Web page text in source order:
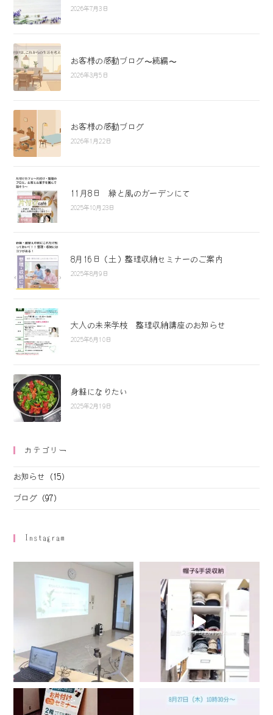
2026年7月3日
お客様の感動ブログ〜続編〜
2026年3月5日
お客様の感動ブログ
2026年1月22日
11月8日 緑と風のガーデンにて
2025年10月23日
8月16日（土）整理収納セミナーのご案内
2025年8月9日
大人の未来学校 整理収納講座のお知らせ
2025年6月10日
身軽になりたい
2025年2月19日
カテゴリー
お知らせ (15)
ブログ (97)
Instagram